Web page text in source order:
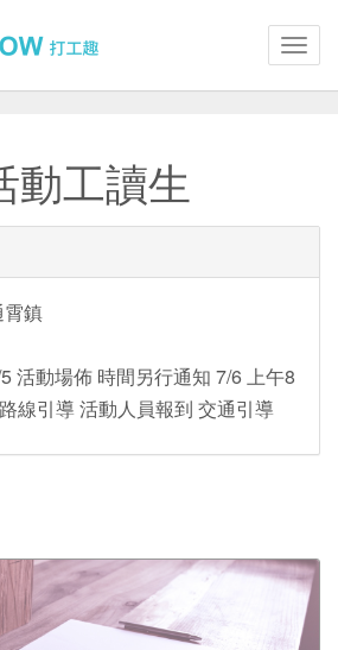
工讀生
鎮
活動場佈 時間另行通知 7/6 上午8
線引導 活動人員報到 交通引導